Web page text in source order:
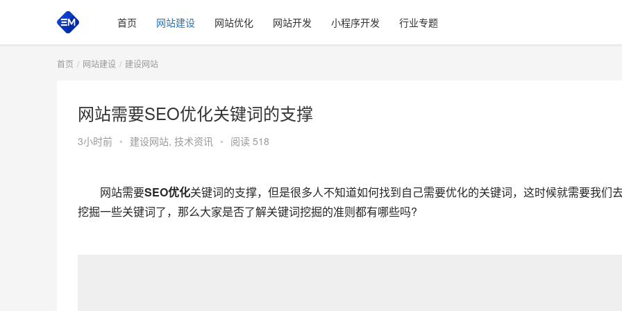
首页 网站建设 网站优化 网站开发 小程序开发 行业专题
首页 网站建设 建设网站
网站需要SEO优化关键词的支撑
3小时前 • 建设网站, 技术资讯 • 阅读 518
网站需要SEO优化关键词的支撑，但是很多人不知道如何找到自己需要优化的关键词，这时候就需要我们
挖掘一些关键词了，那么大家是否了解关键词挖掘的准则都有哪些吗?